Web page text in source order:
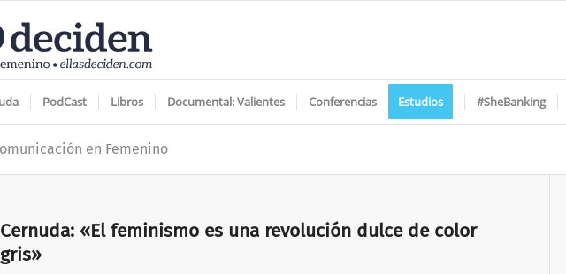
PodCast Libros Documental: Valientes Conferencias Estudios #SheBanking
en Femenino
Cernuda: «El feminismo es una revolución dulce de color
gris»